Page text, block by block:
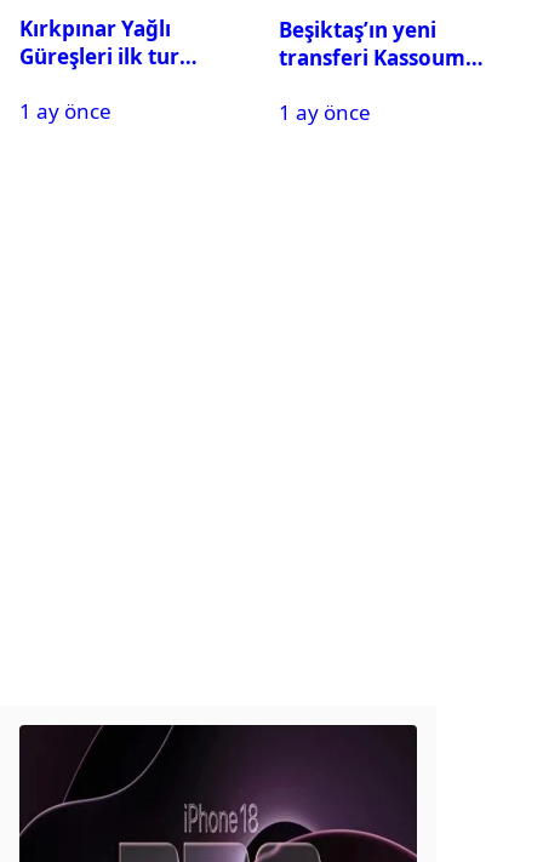
Kırkpınar Yağlı
Güreşleri ilk tur
2. tura geçen
1 ay önce
Beşiktaş’ın yeni
transferi Kassoum
gelecek? Resmi
1 ay önce